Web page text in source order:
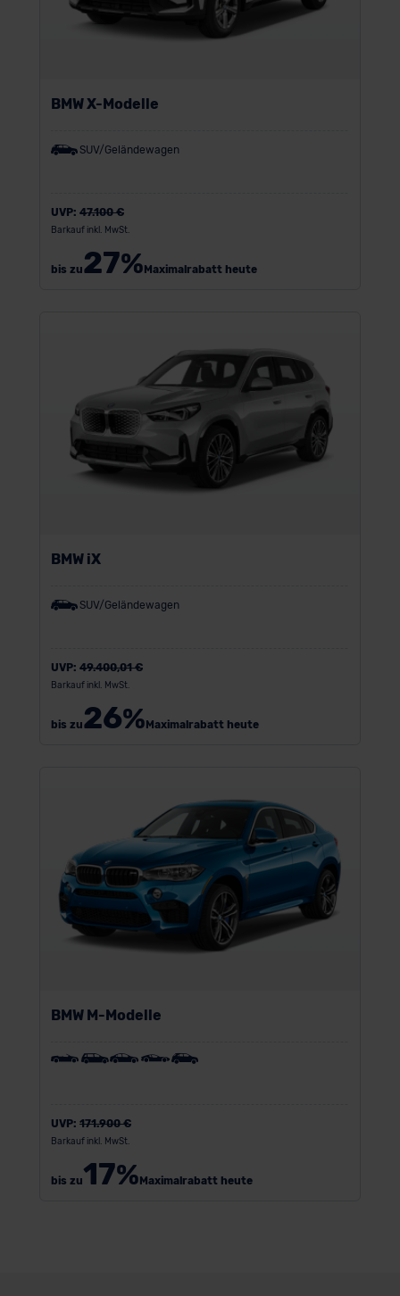
BMW X-Modelle
SUV/Geländewagen
UVP: 47.100 €
Barkauf inkl. MwSt.
bis zu27%Maximalrabatt heute
BMW iX
SUV/Geländewagen
UVP: 49.400,01 €
Barkauf inkl. MwSt.
bis zu26% Maximalrabatt heute
BMW M-Modelle
UVP: 171.900 €
Barkauf inkl. MwSt.
bis zu17% Maximalrabatt heute